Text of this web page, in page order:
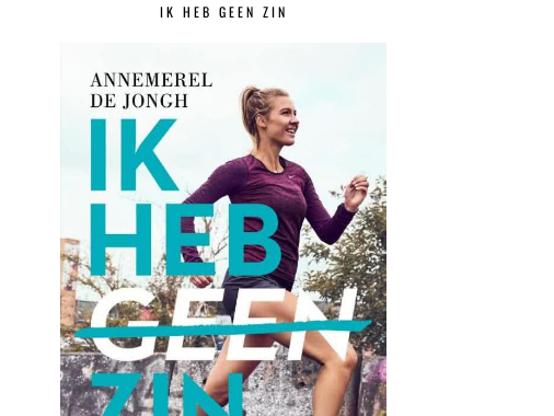
IK HEB GEEN ZIN